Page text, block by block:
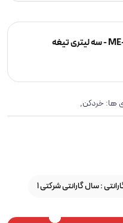
خردکن 4 کاره مباشی مدل ME-CH4001 - سه لیتری تیغه
ها:خردکن,
:1 سال گارانتی شرکتی